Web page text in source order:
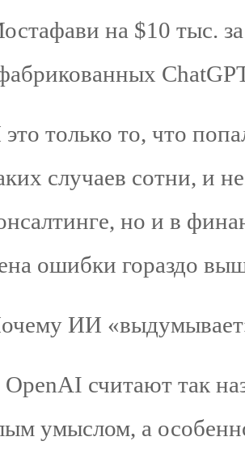
на $10 тыс.
только то, что
случаев сотни, и
но и в
ошибки гораздо
ИИ
считают так
умыслом, а